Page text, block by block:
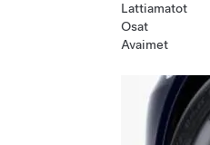
Lattiamatot
Osat
Avaimet